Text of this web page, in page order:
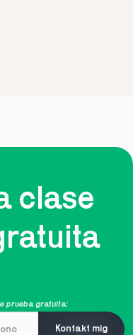
clase
prueba gratuita:
Kontakt mig